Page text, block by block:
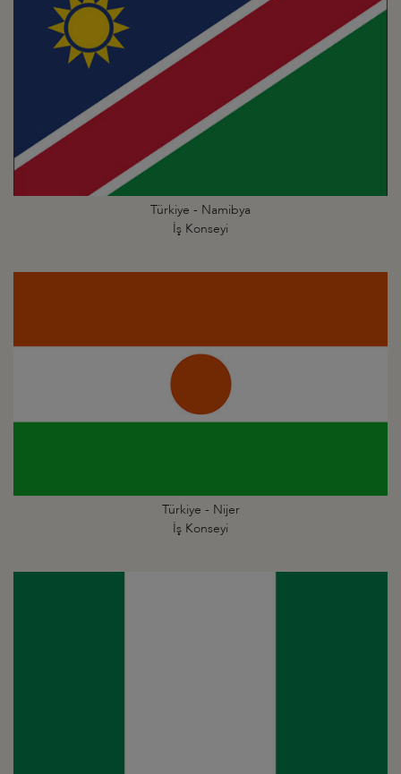
Türkiye - Namibya
İş Konseyi
Türkiye - Nijer
İş Konseyi